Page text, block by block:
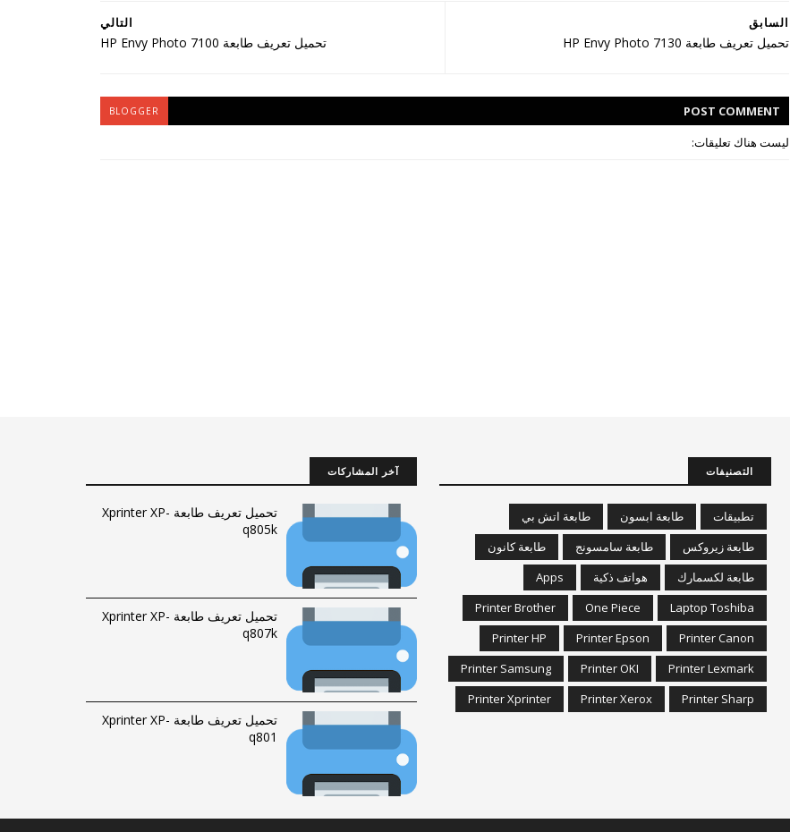
التالي
تحميل تعريف طابعة HP Envy Photo 7100
السابق
تحميل تعريف طابعة HP Envy Photo 7130
POST COMMENT
BLOGGER
ليست هناك تعليقات:
التصنيفات
تطبيقات طابعة ابسون
طابعة اتش بي
طابعة زيروكس
طابعة سامسونج
طابعة كانون
طابعة لكسمارك
هواتف ذكية
Apps
Laptop Toshiba
One Piece
Printer Brother
Printer Canon
Printer Epson
Printer HP
Printer Lexmark
Printer OKI
Printer Samsung
Printer Sharp
Printer Xerox
Printer Xprinter
آخر المشاركات
تحميل تعريف طابعة Xprinter XP-
q805k
تحميل تعريف طابعة Xprinter XP-
q807k
تحميل تعريف طابعة Xprinter XP-
q801